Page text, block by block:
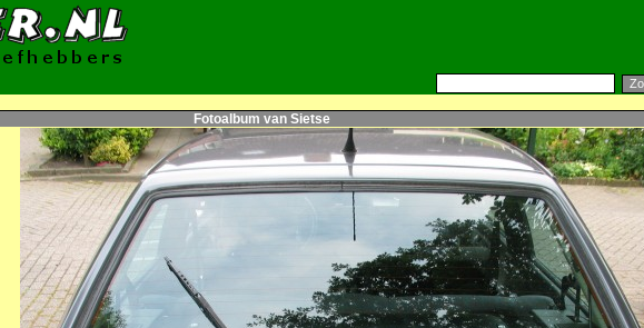
Fotoalbum van Sietse